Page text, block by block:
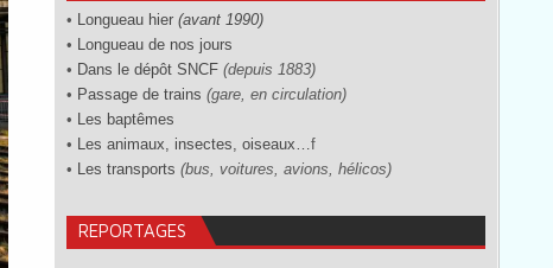
• Longueau hier (avant 1990)
• Longueau de nos jours
• Dans le dépôt SNCF (depuis 1883)
• Passage de trains (gare, en circulation)
• Les baptêmes
• Les animaux, insectes, oiseaux…f
• Les transports (bus, voitures, avions, hélicos)
REPORTAGES